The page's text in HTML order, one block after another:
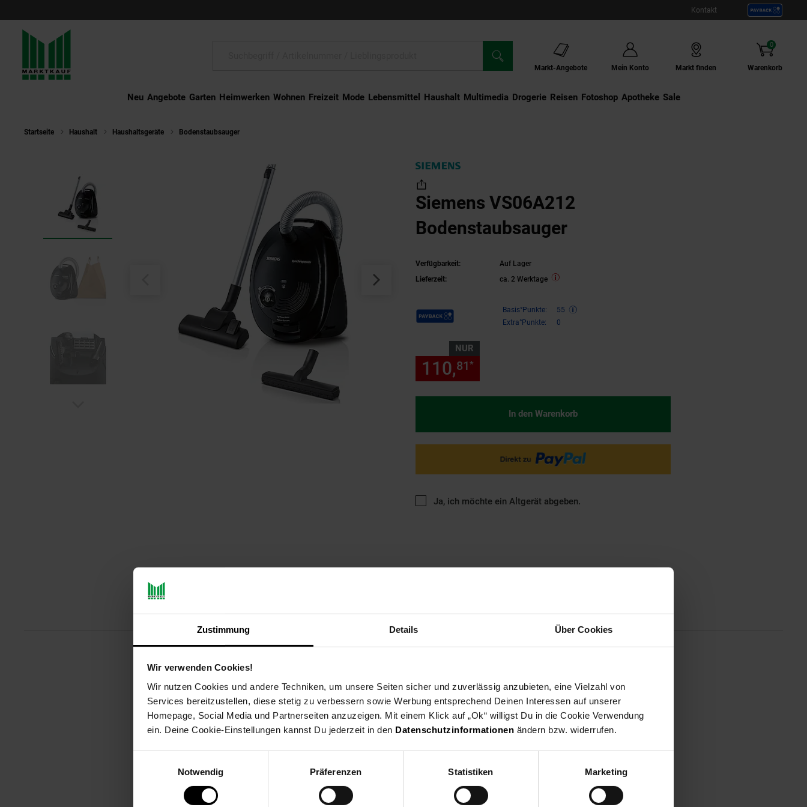
Zustimmung Details Über Cookies
Wir verwenden Cookies!
Wir nutzen Cookies und andere Techniken, um unsere Seiten sicher und zuverlässig anzubieten, eine Vielzahl von
Services bereitzustellen, diese stetig zu verbessern sowie Werbung entsprechend Deinen Interessen auf unserer
Homepage, Social Media und Partnerseiten anzuzeigen. Mit einem Klick auf „Ok“ willigst Du in die Cookie Verwendung
ein. Deine Cookie-Einstellungen kannst Du jederzeit in den Datenschutzinformationen ändern bzw. widerrufen.
Notwendig
Präferenzen Statistiken Marketing
Kontakt
Markt-Angebote Mein Konto Markt finden Warenkorb
0
Artikel
Neu Angebote Garten Heimwerken Wohnen Freizeit Mode Lebensmittel Haushalt Multimedia Drogerie Externer Link:
Reisen Externer Link:
Fotoshop Externer Link:
Apotheke Sale
Startseite Haushalt Haushaltsgeräte Bodenstaubsauger
Siemens VS06A212
Bodenstaubsauger
Verfügbarkeit:
Auf Lager
Lieferzeit:
ca. 2 Werktage
Payback Punkte Basis°Punkte:
55
Extra°Punkte:
0
NUR
110,81*
In den Warenkorb
Ja, ich möchte ein Altgerät abgeben.
Produktbeschreibung Versandinformationen Herstellerinformationen Altgeräterücknahme
Gründliche Reinigungsleistung vergleichbar mit einem 2400 Watt Sauger - bei besonders niedrigem Stromverbrauch. powerSecure
Staubbeutelwechsel und spart Folgekosten. Hygienefilter für saubere Ausblasluft. Neuer innovativer highPower Motor mit
aerodynamischen Motorblättern und perfekt kalibriertem Luftstrom für hohe Staubaufnahme bei niedrigem Energieverbrauch.
Artikelnummer: 3091966000
Artikel gehört zur Kategorie:Bodenstaubsauger